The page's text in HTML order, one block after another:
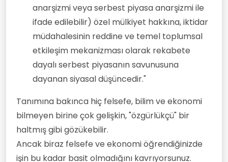
anarşizmi veya serbest piyasa anarşizmi ile
ifade edilebilir) özel mülkiyet hakkına, iktidar
müdahalesinin reddine ve temel toplumsal
etkileşim mekanizması olarak rekabete
dayalı serbest piyasanın savunusuna
dayanan siyasal düşüncedir."
Tanımına bakınca hiç felsefe, bilim ve ekonomi
bilmeyen birine çok gelişkin, "özgürlükçü" bir
haltmış gibi gözükebilir.
Ancak biraz felsefe ve ekonomi öğrendiğinizde
işin bu kadar basit olmadığını kavrıyorsunuz.